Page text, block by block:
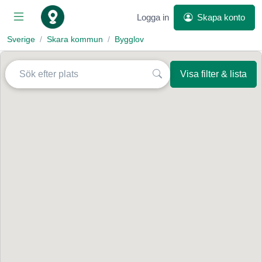
Logga in Skapa konto
Sverige Skara kommun Bygglov
Visa filter & lista